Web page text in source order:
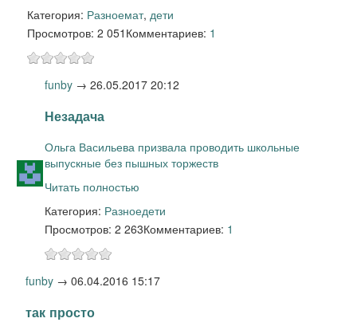
Категория: Разноемат, дети
Просмотров: 2 051 Комментариев: 1
funby → 26.05.2017 20:12
Незадача
Ольга Васильева призвала проводить школьные
выпускные без пышных торжеств
Читать полностью
Категория: Разноедети
Просмотров: 2 263Комментариев: 1
funby → 06.04.2016 15:17
так просто